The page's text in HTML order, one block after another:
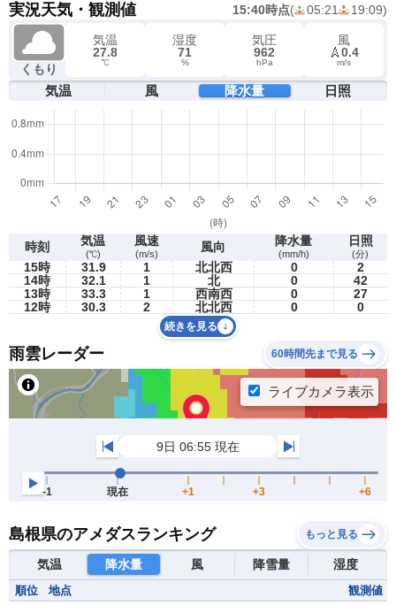
実況天気・観測値 15:40時点( 05:21 19:09)
くもり
気温
27.8
℃
湿度
71
%
気圧
962
hPa
風
0.4
m/s
気温 風 降水量 日照
時刻 気温
(℃)
風速
(m/s) 風向 降水量
(mm/h)
日照
(分)
15時 31.9 1 北北西 0
2
14時
32.1 1 北 0
42
13時
33.3 1 西南西 0
27
12時
30.3 2 北北西 0 0
続きを見る
雨雲レーダー 60時間先まで見る
島根県のアメダスランキング もっと見る
気温 降水量 風 降雪量 湿度
順位 地点 観測値